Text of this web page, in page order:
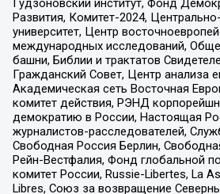
Гудзоновский институт, Фонд
Развития, Комитет-2024,
университет, Центр
международных исследований,
башни, Библии и трактатов
Гражданский Совет, Центр анализа
Академическая сеть Восточная
комитет действия, РЭНД
демократию в России, Настоящая
журналистов-расследователей,
Свободная Россия Берлин,
Рейн-Вестфалия, Фонд глобальной
комитет России, Russie-Libertes, La
Libres, Союз за возвращение